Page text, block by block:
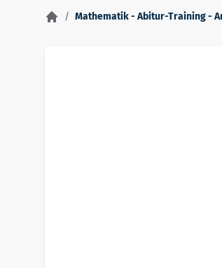
/ Mathematik - Abitur-Training -